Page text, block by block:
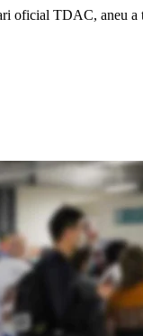
oficial TDAC, aneu a